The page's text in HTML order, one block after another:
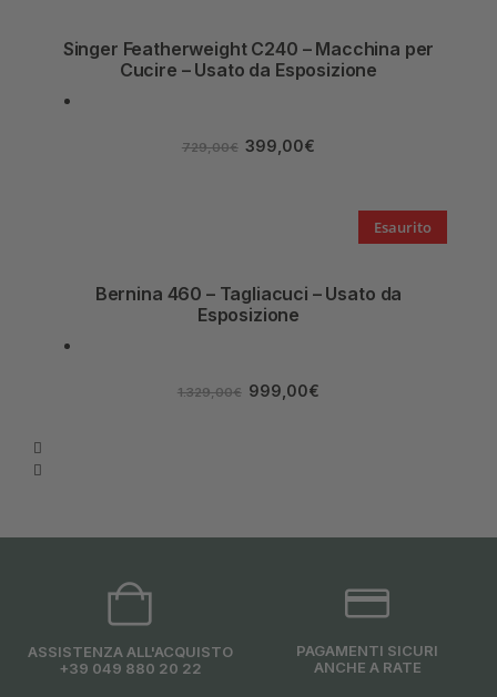
Singer Featherweight C240 – Macchina per
Cucire – Usato da Esposizione
729,00€ 399,00€
Esaurito
Bernina 460 – Tagliacuci – Usato da
Esposizione
1.329,00€ 999,00€
ASSISTENZA ALL'ACQUISTO
+39 049 880 20 22
PAGAMENTI SICURI
ANCHE A RATE